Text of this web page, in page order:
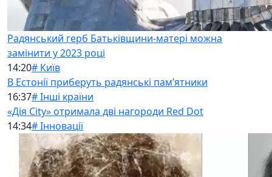
Радянський герб Батьківщини-матері можна
замінити у 2023 році
14:20# Київ
В Естонії приберуть радянські памʼятники
16:37# Інші країни
«Дія City» отримала дві нагороди Red Dot
14:34# Інновації